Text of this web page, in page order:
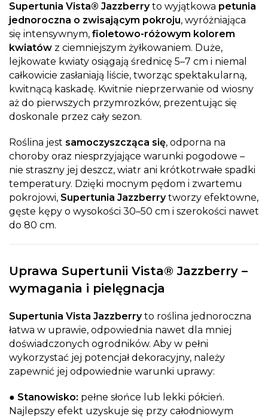
Supertunia Vista® Jazzberryto wyjątkowa petunia
jednoroczna o zwisającym pokroju, wyróżniająca
się intensywnym, fioletowo-różowym kolorem
kwiatów z ciemniejszym żyłkowaniem. Duże,
lejkowate kwiaty osiągają średnicę 5–7 cm i niemal
całkowicie zasłaniają liście, tworząc spektakularną,
kwitnącą kaskadę. Kwitnie nieprzerwanie od wiosny
aż do pierwszych przymrozków, prezentując się
doskonale przez cały sezon.
Roślina jest samoczyszcząca się, odporna na
choroby oraz niesprzyjające warunki pogodowe –
nie straszny jej deszcz, wiatr ani krótkotrwałe spadki
temperatury. Dzięki mocnym pędom i zwartemu
pokrojowi, Supertunia Jazzberrytworzy efektowne,
gęste kępy o wysokości 30–50 cm i szerokości nawet
do 80 cm.
Uprawa Supertunii Vista® Jazzberry –
wymagania i pielęgnacja
Supertunia Vista Jazzberryto roślina jednoroczna
łatwa w uprawie, odpowiednia nawet dla mniej
doświadczonych ogrodników. Aby w pełni
wykorzystać jej potencjał dekoracyjny, należy
zapewnić jej odpowiednie warunki uprawy:
● Stanowisko: pełne słońce lub lekki półcień.
Najlepszy efekt uzyskuje się przy całodniowym